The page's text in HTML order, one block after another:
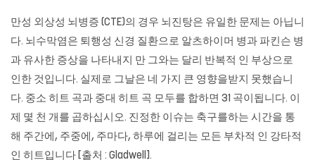
만성 외상성 뇌병증 (CTE)의 경우 뇌진탕은 유일한 문제는 아닙니
다. 뇌수막염은 퇴행성 신경 질환으로 알츠하이머 병과 파킨슨 병
과 유사한 증상을 나타내지 만 그와는 달리 반복적 인 부상으로
인한 것입니다. 실제로 그날은 네 가지 큰 영향을받지 못했습니
다. 중소 히트 곡과 중대 히트 곡 모두를 합하면 31 곡이됩니다. 이
제 몇 천 개를 곱하십시오. 진정한 이슈는 축구를하는 시간을 통
해 주간에, 주중에, 주마다, 하루에 걸리는 모든 부차적 인 강타적
인 히트입니다 [출처 : Gladwell].